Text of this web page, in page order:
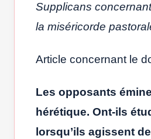
Supplicans
la miséricorde
Article concernant le
Les opposants
hérétique. Ont-ils
lorsqu’ils agissent